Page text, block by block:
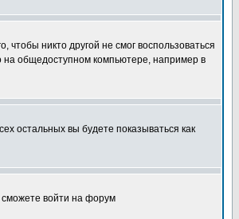
никто другой не смог воспользоваться
на общедоступном компьютере, например в
остальных вы будете показываться как
сможете войти на форум